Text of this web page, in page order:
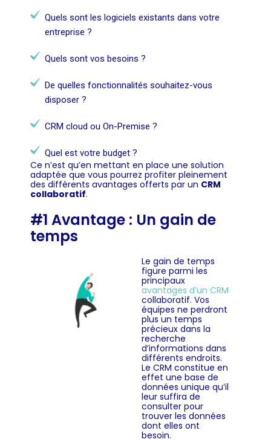
Quels sont les logiciels existants dans votre
entreprise ?
Quels sont vos besoins ?
De quelles fonctionnalités souhaitez-vous
disposer ?
CRM cloud ou On-Premise ?
Quel est votre budget ?
Ce n’est qu’en mettant en place une solution
adaptée que vous pourrez profiter pleinement
des différents avantages offerts par un CRM
collaboratif.
#1 Avantage : Un gain de
temps
Le gain de temps
figure parmi les
principaux
avantages d’un CRM
collaboratif. Vos
équipes ne perdront
plus un temps
précieux dans la
recherche
d’informations dans
différents endroits.
Le CRM constitue en
effet une base de
données unique qu’il
leur suffira de
consulter pour
trouver les données
dont elles ont
besoin.